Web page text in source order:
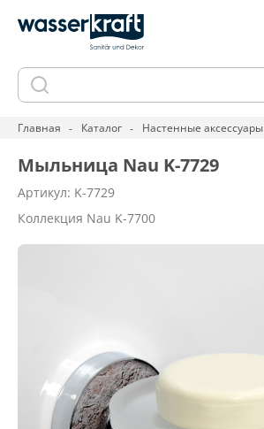
Главная Каталог Настенные аксессуары
Мыльница Nau K-7729
Артикул: K-7729
Коллекция Nau K-7700